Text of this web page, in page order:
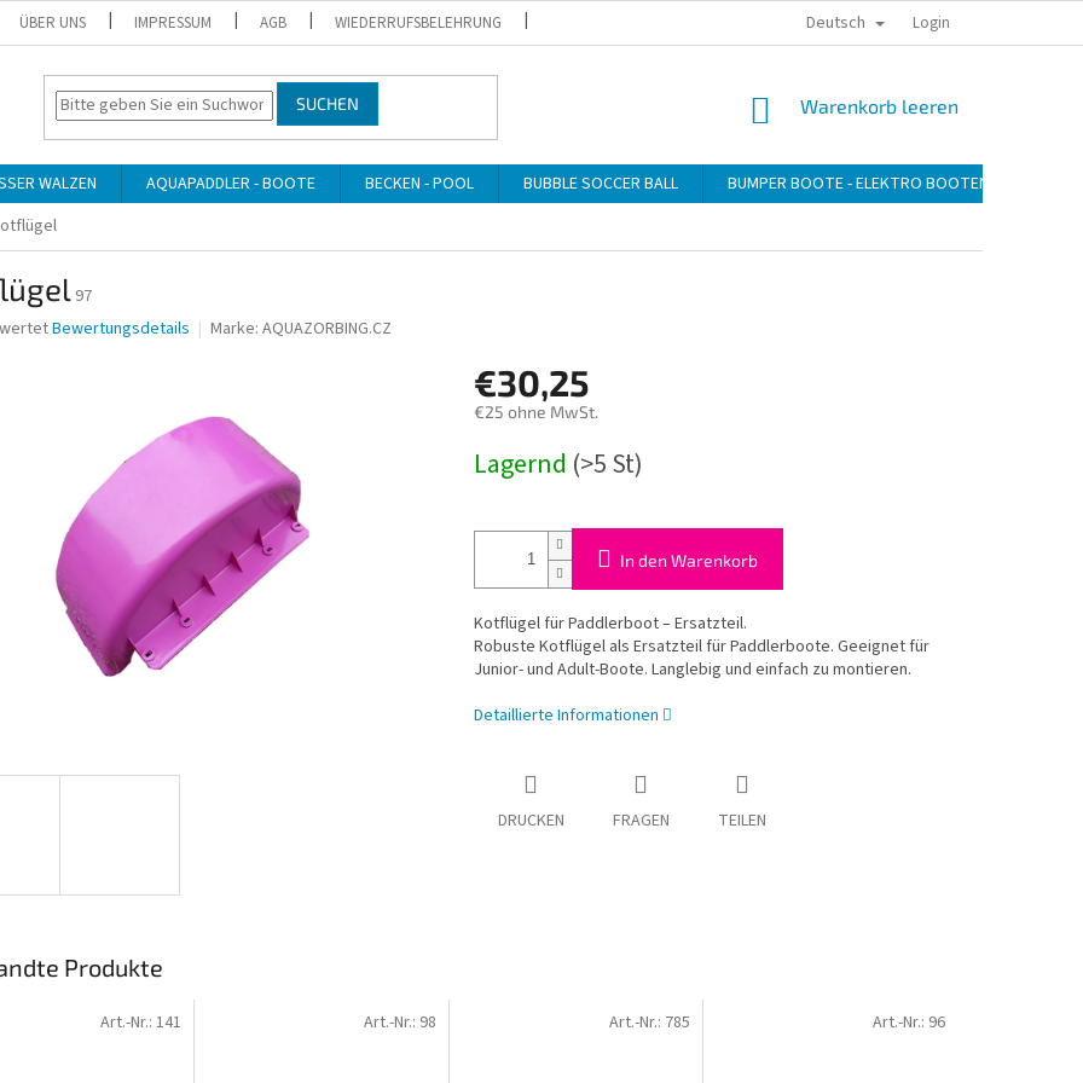
ÜBER UNS IMPRESSUM AGB WIEDERRUFSBELEHRUNG ZAHLUNG VERSAND
Deutsch Login
SUCHEN WARENKORB
Warenkorb leeren
WALZEN AQUAPADDLER - BOOTE BECKEN - POOL BUBBLE SOCCER BALL BUMPER BOOTE - ELEKTRO BOOTEN
97
Bewertungsdetails Marke: AQUAZORBING.CZ
€30,25
€25 ohne MwSt.
Lagernd (>5 St)
In den Warenkorb
Kotflügel für Paddlerboot – Ersatzteil.
Robuste Kotflügel als Ersatzteil für Paddlerboote. Geeignet für
Junior- und Adult-Boote. Langlebig und einfach zu montieren.
Detaillierte Informationen
DRUCKEN FRAGEN TEILEN
Produkte
Art.-Nr.: 141 Art.-Nr.: 98 Art.-Nr.: 785 Art.-Nr.: 96